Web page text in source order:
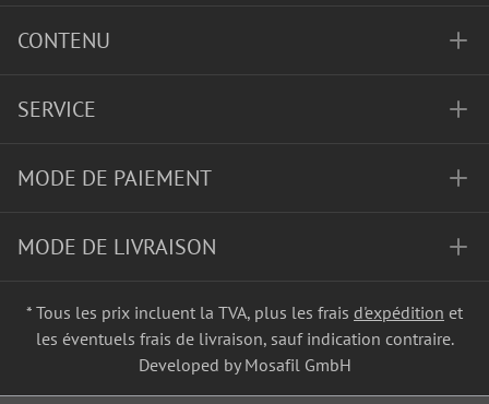
CONTENU
SERVICE
MODE DE PAIEMENT
MODE DE LIVRAISON
* Tous les prix incluent la TVA, plus les frais d'expédition et
les éventuels frais de livraison, sauf indication contraire.
Developed by Mosafil GmbH